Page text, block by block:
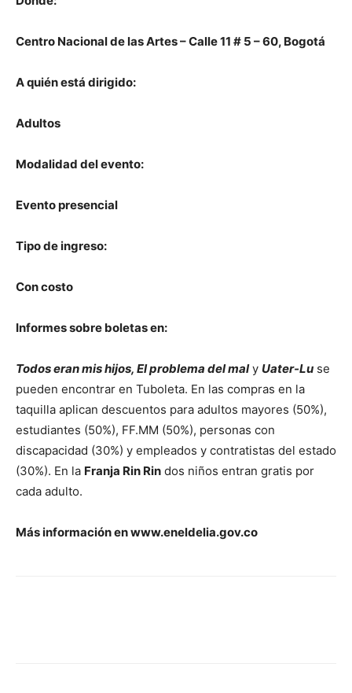
Centro Nacional de las Artes – Calle 11 # 5 – 60, Bogotá
A quién está dirigido:
Adultos
Modalidad del evento:
Evento presencial
Tipo de ingreso:
Con costo
Informes sobre boletas en:
Todos eran mis hijos, El problema del maly Uater-Lu se
pueden encontrar en Tuboleta. En las compras en la
taquilla aplican descuentos para adultos mayores (50%),
estudiantes (50%), FF.MM (50%), personas con
discapacidad (30%) y empleados y contratistas del estado
(30%). En la Franja Rin Rin dos niños entran gratis por
cada adulto.
Más información en www.eneldelia.gov.co